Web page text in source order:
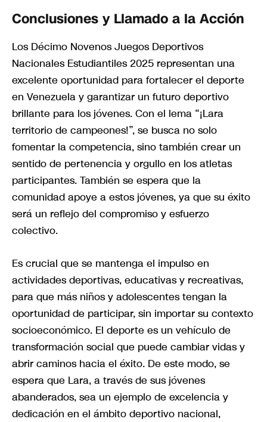
Conclusiones y Llamado a la Acción
Los Décimo Novenos Juegos Deportivos
Nacionales Estudiantiles 2025 representan una
excelente oportunidad para fortalecer el deporte
en Venezuela y garantizar un futuro deportivo
brillante para los jóvenes. Con el lema “¡Lara
territorio de campeones!”, se busca no solo
fomentar la competencia, sino también crear un
sentido de pertenencia y orgullo en los atletas
participantes. También se espera que la
comunidad apoye a estos jóvenes, ya que su éxito
será un reflejo del compromiso y esfuerzo
colectivo.
Es crucial que se mantenga el impulso en
actividades deportivas, educativas y recreativas,
para que más niños y adolescentes tengan la
oportunidad de participar, sin importar su contexto
socioeconómico. El deporte es un vehículo de
transformación social que puede cambiar vidas y
abrir caminos hacia el éxito. De este modo, se
espera que Lara, a través de sus jóvenes
abanderados, sea un ejemplo de excelencia y
dedicación en el ámbito deportivo nacional,